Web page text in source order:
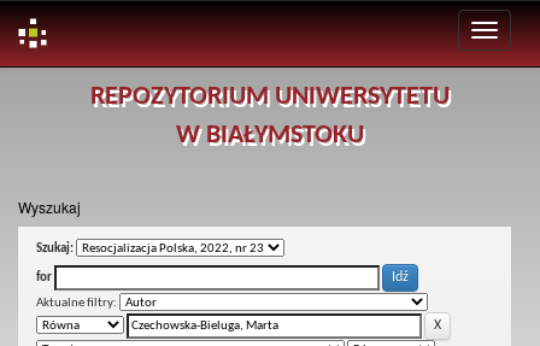
REPOZYTORIUM UNIWERSYTETU
W BIAŁYMSTOKU
Wyszukaj
Szukaj:
for
Aktualne filtry: